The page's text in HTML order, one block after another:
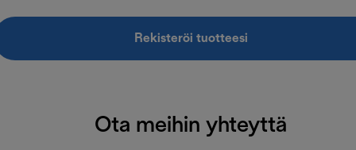
Rekisteröi tuotteesi
Ota meihin yhteyttä